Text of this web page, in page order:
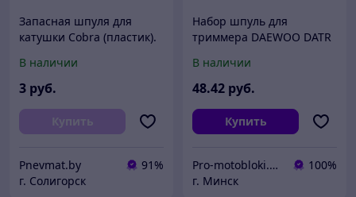
Запасная шпуля для
катушки Cobra (пластик).
В наличии
3 руб.
Купить
Pnevmat.by
91%
г. Солигорск
Набор шпуль для
триммера DAEWOO DATR
В наличии
48.42 руб.
Купить
Pro-motobloki.by - садовая, строительная техника и инструмент - ИП Городничев Д.И.
100%
г. Минск